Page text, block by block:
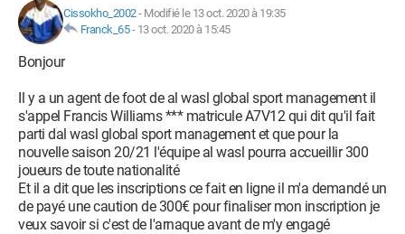
Cissokho_2002- Modifié le 13 oct. 2020 à 19:35
Franck_65- 13 oct. 2020 à 15:45
Bonjour
Il y a un agent de foot de al wasl global sport management il
s'appel Francis Williams *** matricule A7V12 qui dit qu'il fait
parti dal wasl global sport management et que pour la
nouvelle saison 20/21 l'équipe al wasl pourra accueillir 300
joueurs de toute nationalité
Et il a dit que les inscriptions ce fait en ligne il m'a demandé un
de payé une caution de 300€ pour finaliser mon inscription je
veux savoir si c'est de l'arnaque avant de m'y engagé